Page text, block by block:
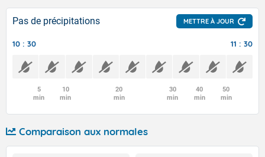
Pas de précipitations METTRE À JOUR
10 : 30 11 : 30
5
min
10
min
20
min
30
min
40
min
50
min
Comparaison aux normales